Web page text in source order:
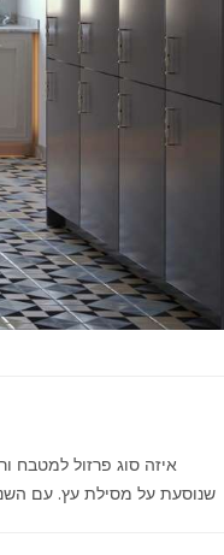
איזה סוג פרזול למטבח
שנוסעת על מסילת עץ. עם